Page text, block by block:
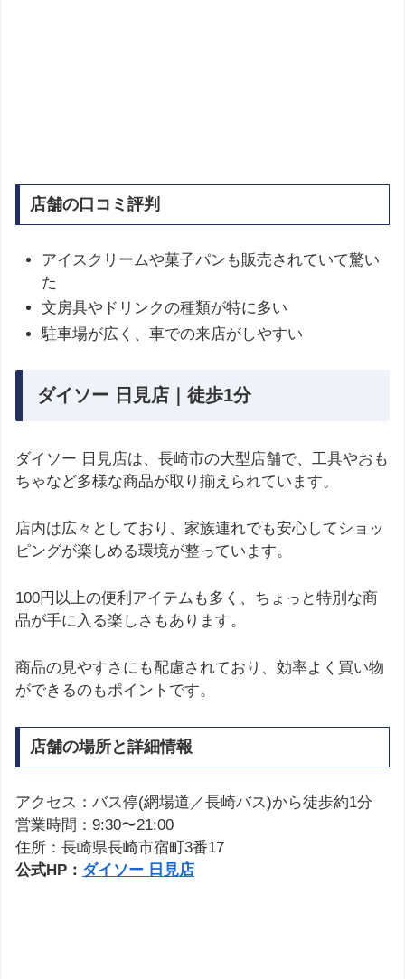
店舗の口コミ評判
アイスクリームや菓子パンも販売されていて驚い
た
文房具やドリンクの種類が特に多い
駐車場が広く、車での来店がしやすい
ダイソー 日見店｜徒歩1分
ダイソー 日見店は、長崎市の大型店舗で、工具やおも
ちゃなど多様な商品が取り揃えられています。
店内は広々としており、家族連れでも安心してショッ
ピングが楽しめる環境が整っています。
100円以上の便利アイテムも多く、ちょっと特別な商
品が手に入る楽しさもあります。
商品の見やすさにも配慮されており、効率よく買い物
ができるのもポイントです。
店舗の場所と詳細情報
アクセス：バス停(網場道／長崎バス)から徒歩約1分
営業時間：9:30〜21:00
住所：長崎県長崎市宿町3番17
公式HP： ダイソー 日見店